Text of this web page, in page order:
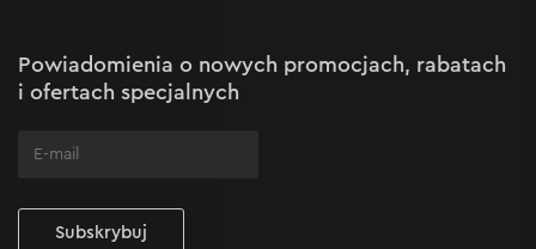
Powiadomienia o nowych promocjach, rabatach
i ofertach specjalnych
Subskrybuj